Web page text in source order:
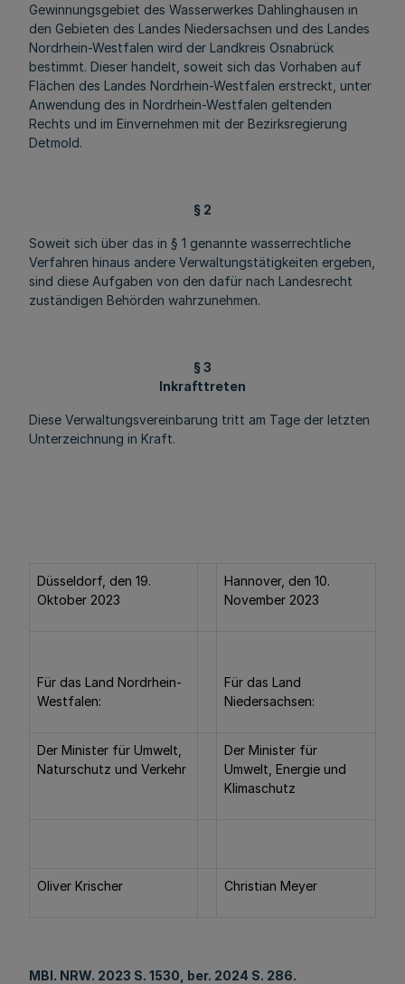
Gewinnungsgebiet des Wasserwerkes Dahlinghausen in
den Gebieten des Landes Niedersachsen und des Landes
Nordrhein-Westfalen wird der Landkreis Osnabrück
bestimmt. Dieser handelt, soweit sich das Vorhaben auf
Flächen des Landes Nordrhein-Westfalen erstreckt, unter
Anwendung des in Nordrhein-Westfalen geltenden
Rechts und im Einvernehmen mit der Bezirksregierung
Detmold.
§ 2
Soweit sich über das in § 1 genannte wasserrechtliche
Verfahren hinaus andere Verwaltungstätigkeiten ergeben,
sind diese Aufgaben von den dafür nach Landesrecht
zuständigen Behörden wahrzunehmen.
§ 3
Inkrafttreten
Diese Verwaltungsvereinbarung tritt am Tage der letzten
Unterzeichnung in Kraft.
Düsseldorf, den 19.
Oktober 2023
Hannover, den 10.
November 2023
Für das Land Nordrhein-
Westfalen:
Für das Land
Niedersachsen:
Der Minister für Umwelt,
Naturschutz und Verkehr
Der Minister für
Umwelt, Energie und
Klimaschutz
Oliver Krischer Christian Meyer
MBl. NRW. 2023 S. 1530, ber. 2024 S. 286.